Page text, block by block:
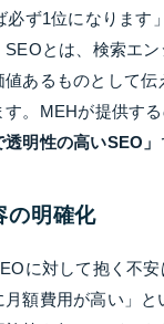
必ず1位になります
とは、検索エ
あるものとして伝
。MEHが提供する
明性の高いSEO」
の明確化
に対して抱く不
月額費用が高い」